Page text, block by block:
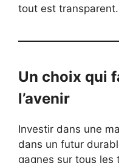
tout est transparent.
Un choix qui
l’avenir
Investir dans une
dans un futur
gagnes sur tous les